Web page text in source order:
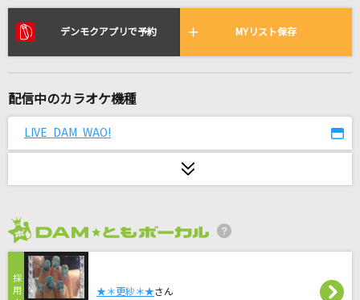
リアルタイムで歌われている曲の一覧
夏祭り
月を見ていた(ビデオクリップバージョン)
スキマスイッチ
デンモクアプリで予約 MYリスト保存
配信中のカラオケ機種
LIVE DAM WAO!
★＊更紗＊★さん